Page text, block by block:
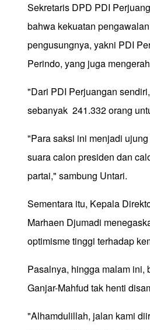
Sekretaris DPD PDI
bahwa kekuatan
pengusungnya, yakni PDI
Perindo, yang juga
"Dari PDI Perjuangan
sebanyak 241.332 orang
"Para saksi ini menjadi
suara calon presiden dan
partai," sambung Untari.
Sementara itu, Kepala
Marhaen Djumadi
optimisme tinggi terhadap
Pasalnya, hingga malam ini,
Ganjar-Mahfud tak henti
"Alhamdulillah, jalan kami